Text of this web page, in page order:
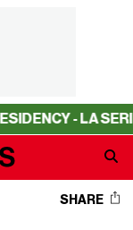
SERIE A
SHARE